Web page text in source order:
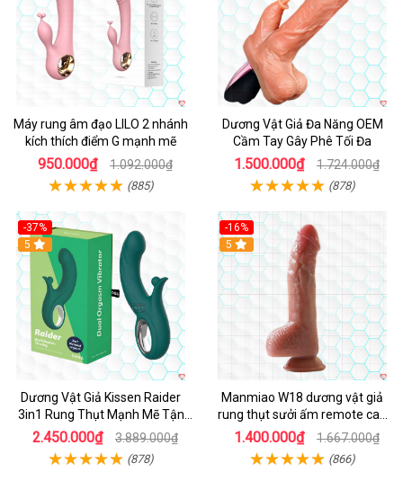
Máy rung âm đạo LILO 2 nhánh
kích thích điểm G mạnh mẽ
950.000₫ 1.092.000₫
(885)
Dương Vật Giả Đa Năng OEM
Cầm Tay Gây Phê Tối Đa
1.500.000₫ 1.724.000₫
(878)
-37%
Hot
5
Dương Vật Giả Kissen Raider
3in1 Rung Thụt Mạnh Mẽ Tận
Hưởng
2.450.000₫ 3.889.000₫
(878)
-16%
Hot
5
Manmiao W18 dương vật giả
rung thụt sưởi ấm remote cao
cấp
1.400.000₫ 1.667.000₫
(866)